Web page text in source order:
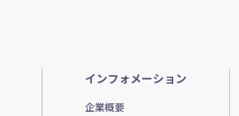
インフォメーション
企業概要